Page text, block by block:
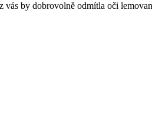
by dobrovolně odmítla oči